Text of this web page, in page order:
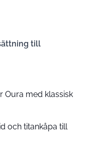
till
Oura med klassisk
och titankåpa till